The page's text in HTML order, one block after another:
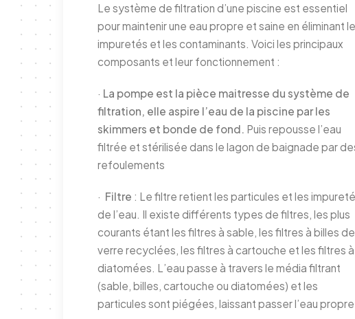
Le système de filtration d’une piscine est essentiel
pour maintenir une eau propre et saine en éliminant
impuretés et les contaminants. Voici les principaux
composants et leur fonctionnement :
· La pompe est la pièce maitresse du système de
filtration, elle aspire l’eau de la piscine par les
skimmers et bonde de fond. Puis repousse l’eau
filtrée et stérilisée dans le lagon de baignade par
refoulements
· Filtre : Le filtre retient les particules et les
de l’eau. Il existe différents types de filtres, les plus
courants étant les filtres à sable, les filtres à billes de
verre recyclées, les filtres à cartouche et les filtres à
diatomées. L’eau passe à travers le média filtrant
(sable, billes, cartouche ou diatomées) et les
particules sont piégées, laissant passer l’eau propre.